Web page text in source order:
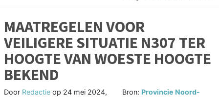
MAATREGELEN VOOR
VEILIGERE SITUATIE N307 TER
HOOGTE VAN WOESTE HOOGTE
BEKEND
Door Redactie op 24 mei 2024,
Bron: Provincie Noord-